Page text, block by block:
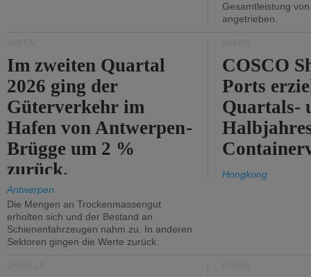
Gesamtleistung
angetrieben.
Im zweiten Quartal
2026 ging der
Güterverkehr im
Hafen von Antwerpen-
Brügge um 2 %
zurück.
Antwerpen
Die Mengen an Trockenmassengut
erholten sich und der Bestand an
Schienenfahrzeugen nahm zu. In anderen
Sektoren gingen die Werte zurück.
COSCO
Ports
Quartals-
Hongkong